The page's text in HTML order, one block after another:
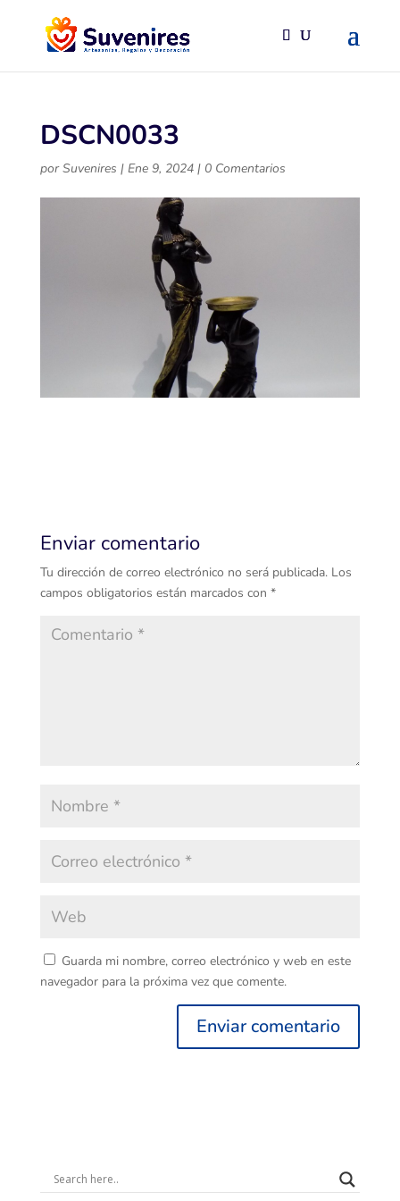
DSCN0033
porSuvenires | Ene 9, 2024| 0 Comentarios
Enviar comentario
Tu dirección de correo electrónico no será publicada. Los
campos obligatorios están marcados con *
Guarda mi nombre, correo electrónico y web en este
navegador para la próxima vez que comente.